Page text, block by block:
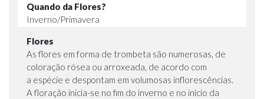
Quando da Flores?
Inverno/Primavera
Flores
As flores em forma de trombeta são numerosas, de
coloração rósea ou arroxeada, de acordo com
a espécie e despontam em volumosas inflorescências.
A floração inicia-se no fim do inverno e no início da